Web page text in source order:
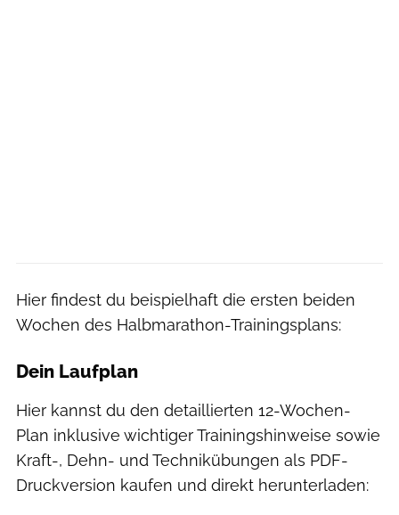
Hier findest du beispielhaft die ersten beiden
Wochen des Halbmarathon-Trainingsplans:
Dein Laufplan
Hier kannst du den detaillierten 12-Wochen-
Plan inklusive wichtiger Trainingshinweise sowie
Kraft-, Dehn- und Technikübungen als PDF-
Druckversion kaufen und direkt herunterladen: